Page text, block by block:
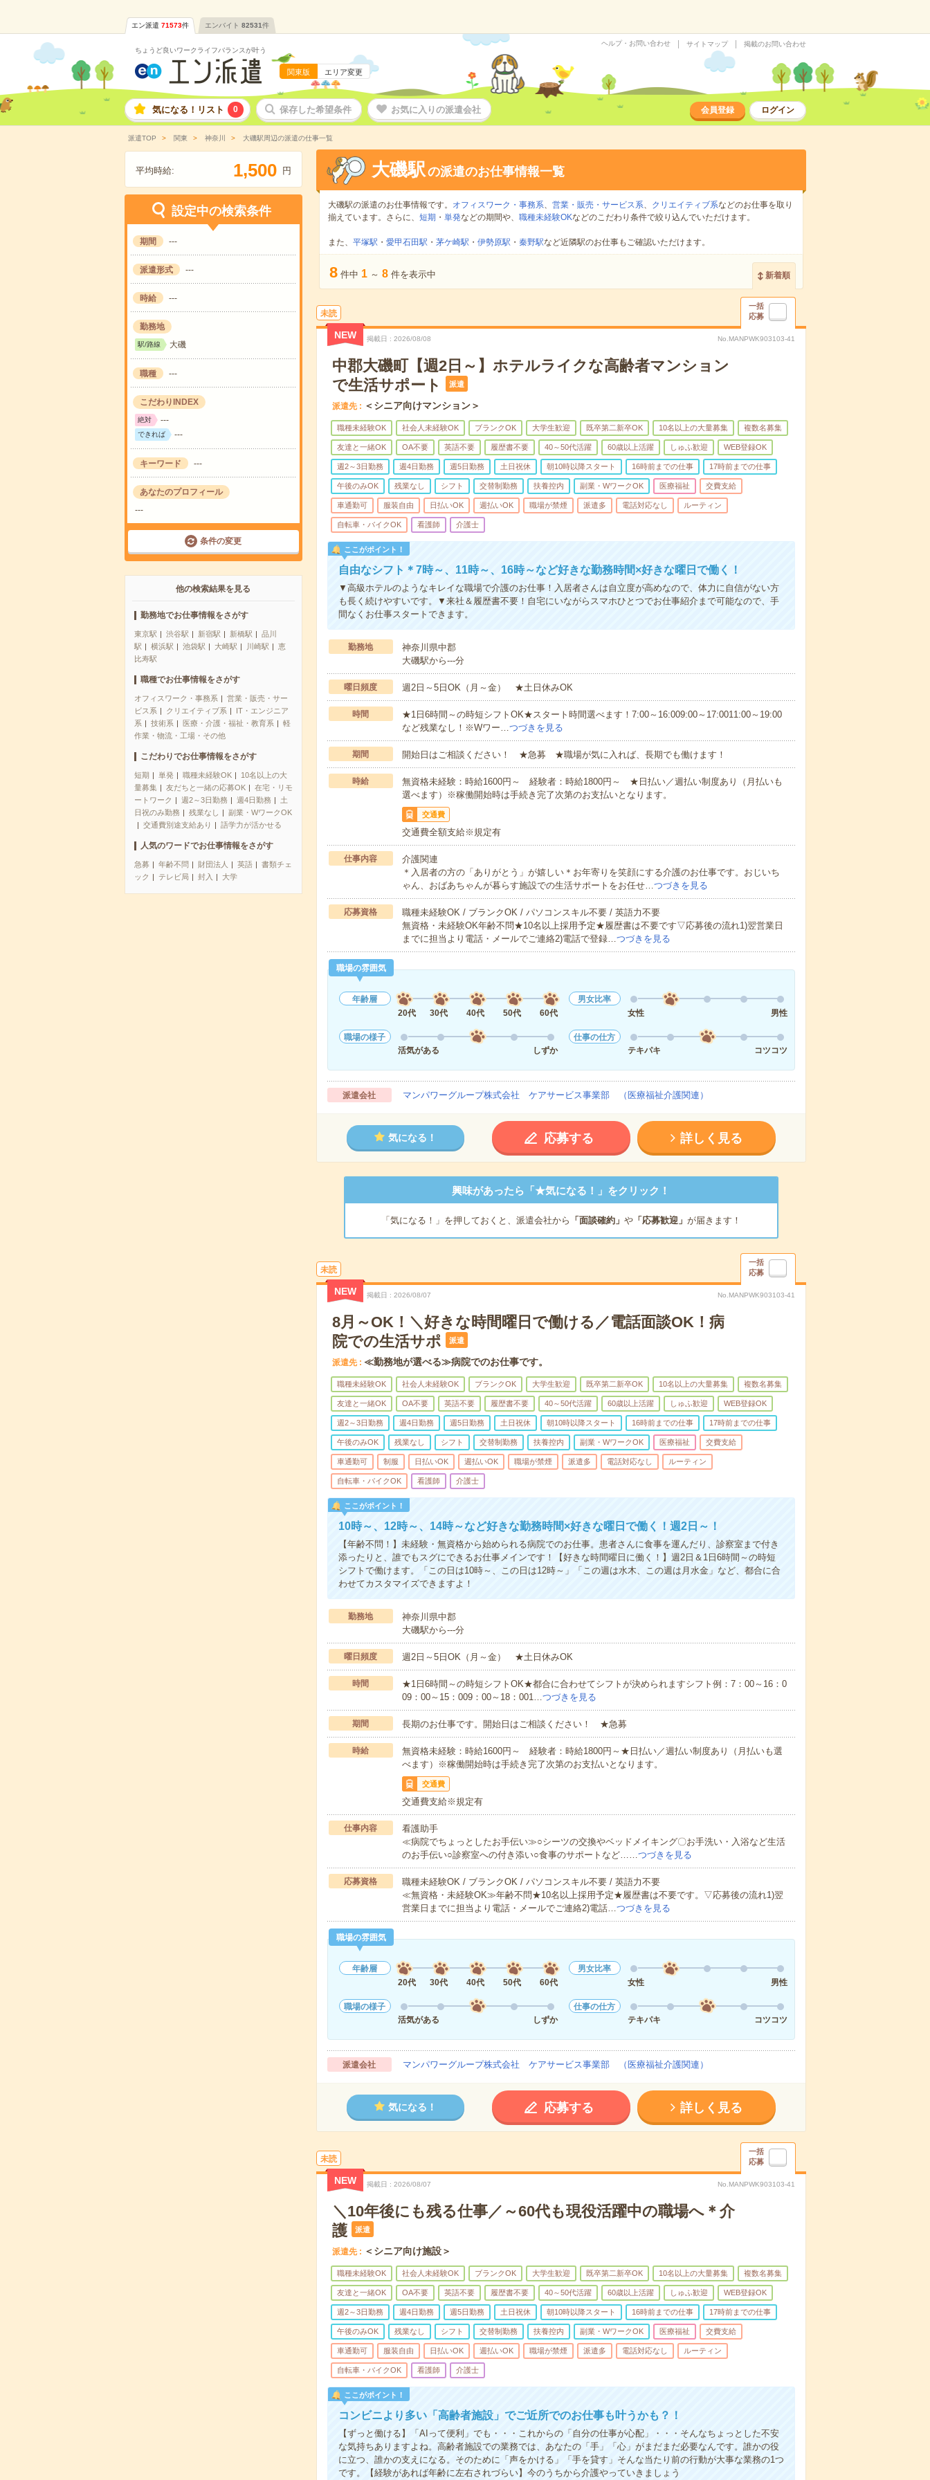
エン派遣 71573件 エンバイト 82531件
ちょうど良いワークライフバランスが叶う
関東版 エリア変更
ヘルプ・お問い合わせ サイトマップ 掲載のお問い合わせ
気になる！リスト 0 保存した希望条件 お気に入りの派遣会社 会員登録 ログイン
派遣TOP 関東 神奈川 大磯駅周辺の派遣の仕事一覧
平均時給: 1,500 円
設定中の検索条件
期間 ---
派遣形式 ---
時給 ---
勤務地
駅/路線 大磯
職種 ---
こだわりINDEX
絶対 ---
できれば ---
キーワード ---
あなたのプロフィール
---
条件の変更
他の検索結果を見る
勤務地でお仕事情報をさがす
東京駅 渋谷駅 新宿駅 新橋駅
品川
駅
横浜駅 池袋駅 大崎駅 川崎駅
恵
比寿駅
職種でお仕事情報をさがす
オフィスワーク・事務系
営業・販売・サー
ビス系
クリエイティブ系
IT・エンジニア
系
技術系 医療・介護・福祉・教育系
軽
作業・物流・工場・その他
こだわりでお仕事情報をさがす
短期 単発 職種未経験OK
10名以上の大
量募集
友だちと一緒の応募OK
在宅・リモ
ートワーク
週2～3日勤務 週4日勤務
土
日祝のみ勤務
残業なし
副業・WワークOK
交通費別途支給あり
語学力が活かせる
人気のワードでお仕事情報をさがす
急募 年齢不問 財団法人 英語
書類チェ
ック
テレビ局 封入 大学
大磯駅の派遣のお仕事情報一覧
大磯駅の派遣のお仕事情報です。 オフィスワーク・事務系、 営業・販売・サービス系、 クリエイティブ系などのお仕事を取り
揃えています。さらに、 短期 ・ 単発などの期間や、 職種未経験OKなどのこだわり条件で絞り込んでいただけます。
また、 平塚駅 ・ 愛甲石田駅 ・ 茅ケ崎駅 ・ 伊勢原駅 ・ 秦野駅など近隣駅のお仕事もご確認いただけます。
8 件中 1 ～ 8 件を表示中 新着順
未読
一括
応募
NEW 掲載日 2026/08/08 No.MANPWK903103-41
中郡大磯町【週2日～】ホテルライクな高齢者マンション
で生活サポート
派遣
派遣先 ＜シニア向けマンション＞
職種未経験OK 社会人未経験OK ブランクOK 大学生歓迎 既卒第二新卒OK 10名以上の大量募集 複数名募集
友達と一緒OK OA不要 英語不要 履歴書不要 40～50代活躍 60歳以上活躍 しゅふ歓迎 WEB登録OK
週2～3日勤務 週4日勤務 週5日勤務 土日祝休 朝10時以降スタート 16時前までの仕事 17時前までの仕事
午後のみOK 残業なし シフト 交替制勤務 扶養控内 副業・WワークOK 医療福祉 交費支給
車通勤可 服装自由 日払いOK 週払いOK 職場が禁煙 派遣多 電話対応なし ルーティン
自転車・バイクOK 看護師 介護士
ここがポイント！
自由なシフト＊7時～、11時～、16時～など好きな勤務時間×好きな曜日で働く！
▼高級ホテルのようなキレイな職場で介護のお仕事！入居者さんは自立度が高めなので、体力に自信がない方
も長く続けやすいです。▼来社＆履歴書不要！自宅にいながらスマホひとつでお仕事紹介まで可能なので、手
間なくお仕事スタートできます。
勤務地
神奈川県中郡
大磯駅から---分
曜日頻度 週2日～5日OK（月～金） ★土日休みOK
時間
★1日6時間～の時短シフトOK★スタート時間選べます！7:00～16:009:00～17:0011:00～19:00
など残業なし！※Wワー…つづきを見る
期間 開始日はご相談ください！ ★急募 ★職場が気に入れば、長期でも働けます！
時給
無資格未経験：時給1600円～ 経験者：時給1800円～ ★日払い／週払い制度あり（月払いも
選べます）※稼働開始時は手続き完了次第のお支払いとなります。
交通費
交通費全額支給※規定有
仕事内容
介護関連
＊入居者の方の「ありがとう」が嬉しい＊お年寄りを笑顔にする介護のお仕事です。おじいち
ゃん、おばあちゃんが暮らす施設での生活サポートをお任せ…つづきを見る
応募資格
職種未経験OK / ブランクOK / パソコンスキル不要 / 英語力不要
無資格・未経験OK年齢不問★10名以上採用予定★履歴書は不要です▽応募後の流れ1)翌営業日
までに担当より電話・メールでご連絡2)電話で登録…つづきを見る
職場の雰囲気
年齢層
20代
30代 40代 50代 60代
男女比率
女性
男性
職場の様子
活気がある
しずか
仕事の仕方
テキパキ
コツコツ
派遣会社 マンパワーグループ株式会社 ケアサービス事業部 （医療福祉介護関連）
気になる！ 応募する 詳しく見る
興味があったら「★気になる！」をクリック！
「気になる！」を押しておくと、派遣会社から 「面談確約」 や「応募歓迎」 が届きます！
未読
一括
応募
NEW 掲載日 2026/08/07 No.MANPWK903103-41
8月～OK！＼好きな時間曜日で働ける／電話面談OK！病
院での生活サポ
派遣
派遣先 ≪勤務地が選べる≫病院でのお仕事です。
職種未経験OK 社会人未経験OK ブランクOK 大学生歓迎 既卒第二新卒OK 10名以上の大量募集 複数名募集
友達と一緒OK OA不要 英語不要 履歴書不要 40～50代活躍 60歳以上活躍 しゅふ歓迎 WEB登録OK
週2～3日勤務 週4日勤務 週5日勤務 土日祝休 朝10時以降スタート 16時前までの仕事 17時前までの仕事
午後のみOK 残業なし シフト 交替制勤務 扶養控内 副業・WワークOK 医療福祉 交費支給
車通勤可 制服 日払いOK 週払いOK 職場が禁煙 派遣多 電話対応なし ルーティン
自転車・バイクOK 看護師 介護士
ここがポイント！
10時～、12時～、14時～など好きな勤務時間×好きな曜日で働く！週2日～！
【年齢不問！】未経験・無資格から始められる病院でのお仕事。患者さんに食事を運んだり、診察室まで付き
添ったりと、誰でもスグにできるお仕事メインです！【好きな時間曜日に働く！】週2日＆1日6時間～の時短
シフトで働けます。「この日は10時～、この日は12時～」「この週は水木、この週は月水金」など、都合に合
わせてカスタマイズできますよ！
勤務地
神奈川県中郡
大磯駅から---分
曜日頻度 週2日～5日OK（月～金） ★土日休みOK
時間
★1日6時間～の時短シフトOK★都合に合わせてシフトが決められますシフト例：7：00～16：0
09：00～15：009：00～18：001…つづきを見る
期間 長期のお仕事です。開始日はご相談ください！ ★急募
時給
無資格未経験：時給1600円～ 経験者：時給1800円～★日払い／週払い制度あり（月払いも選
べます）※稼働開始時は手続き完了次第のお支払いとなります。
交通費
交通費支給※規定有
仕事内容
看護助手
≪病院でちょっとしたお手伝い≫○シーツの交換やベッドメイキング〇お手洗い・入浴など生活
のお手伝い○診察室への付き添い○食事のサポートなど……つづきを見る
応募資格
職種未経験OK / ブランクOK / パソコンスキル不要 / 英語力不要
≪無資格・未経験OK≫年齢不問★10名以上採用予定★履歴書は不要です。▽応募後の流れ1)翌
営業日までに担当より電話・メールでご連絡2)電話…つづきを見る
職場の雰囲気
年齢層
20代
30代 40代 50代 60代
男女比率
女性
男性
職場の様子
活気がある
しずか
仕事の仕方
テキパキ
コツコツ
派遣会社 マンパワーグループ株式会社 ケアサービス事業部 （医療福祉介護関連）
気になる！ 応募する 詳しく見る
未読
一括
応募
NEW 掲載日 2026/08/07 No.MANPWK903103-41
＼10年後にも残る仕事／～60代も現役活躍中の職場へ＊介
護
派遣
派遣先 ＜シニア向け施設＞
職種未経験OK 社会人未経験OK ブランクOK 大学生歓迎 既卒第二新卒OK 10名以上の大量募集 複数名募集
友達と一緒OK OA不要 英語不要 履歴書不要 40～50代活躍 60歳以上活躍 しゅふ歓迎 WEB登録OK
週2～3日勤務 週4日勤務 週5日勤務 土日祝休 朝10時以降スタート 16時前までの仕事 17時前までの仕事
午後のみOK 残業なし シフト 交替制勤務 扶養控内 副業・WワークOK 医療福祉 交費支給
車通勤可 服装自由 日払いOK 週払いOK 職場が禁煙 派遣多 電話対応なし ルーティン
自転車・バイクOK 看護師 介護士
ここがポイント！
コンビニより多い「高齢者施設」でご近所でのお仕事も叶うかも？！
【ずっと働ける】「AIって便利」でも・・・これからの「自分の仕事が心配」・・・そんなちょっとした不安
な気持ちありますよね。高齢者施設での業務では、あなたの「手」「心」がまだまだ必要なんです。誰かの役
に立つ、誰かの支えになる。そのために「声をかける」「手を貸す」そんな当たり前の行動が大事な業務の1つ
です。【経験があれば年齢に左右されづらい】今のうちから介護やっていきましょう